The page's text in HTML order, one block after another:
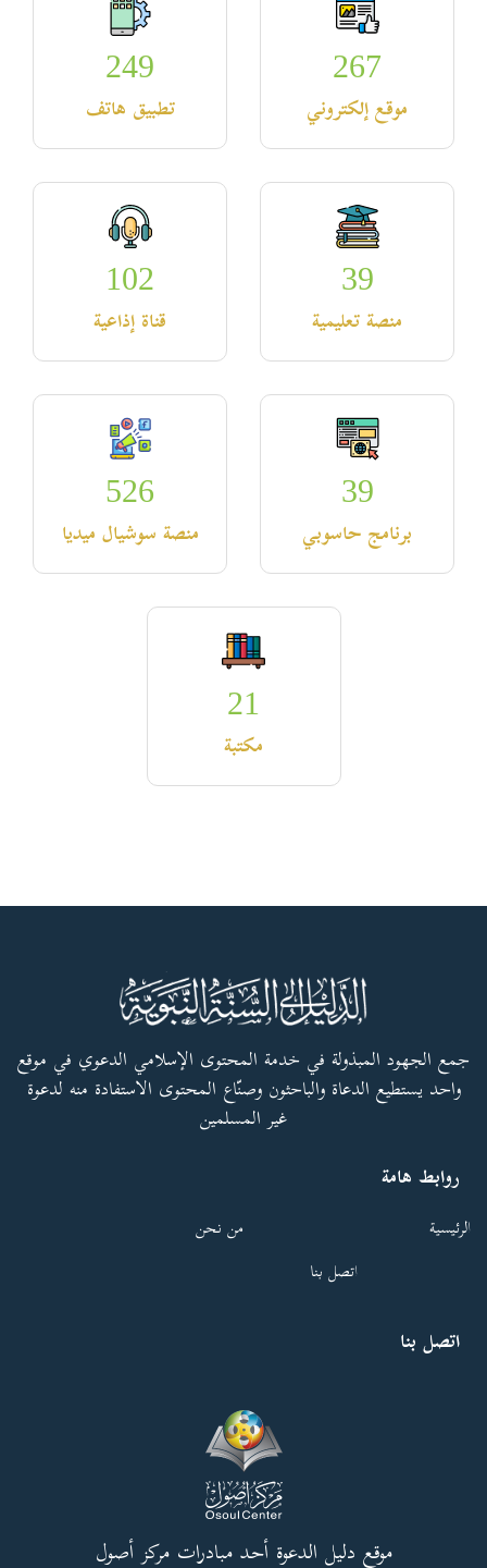
267
موقع إلكتروني
249
تطبيق هاتف
39
منصة تعليمية
102
قناة إذاعية
39
برنامج حاسوبي
526
منصة سوشيال ميديا
21
مكتبة
جمع الجهود المبذولة في خدمة المحتوى الإسلامي الدعوي في موقع
واحد يستطيع الدعاة والباحثون وصنّاع المحتوى الاستفادة منه لدعوة
غير المسلمين
روابط هامة
الرئيسية
من نحن
اتصل بنا
اتصل بنا
موقع دليل الدعوة أحد مبادرات مركز أصول